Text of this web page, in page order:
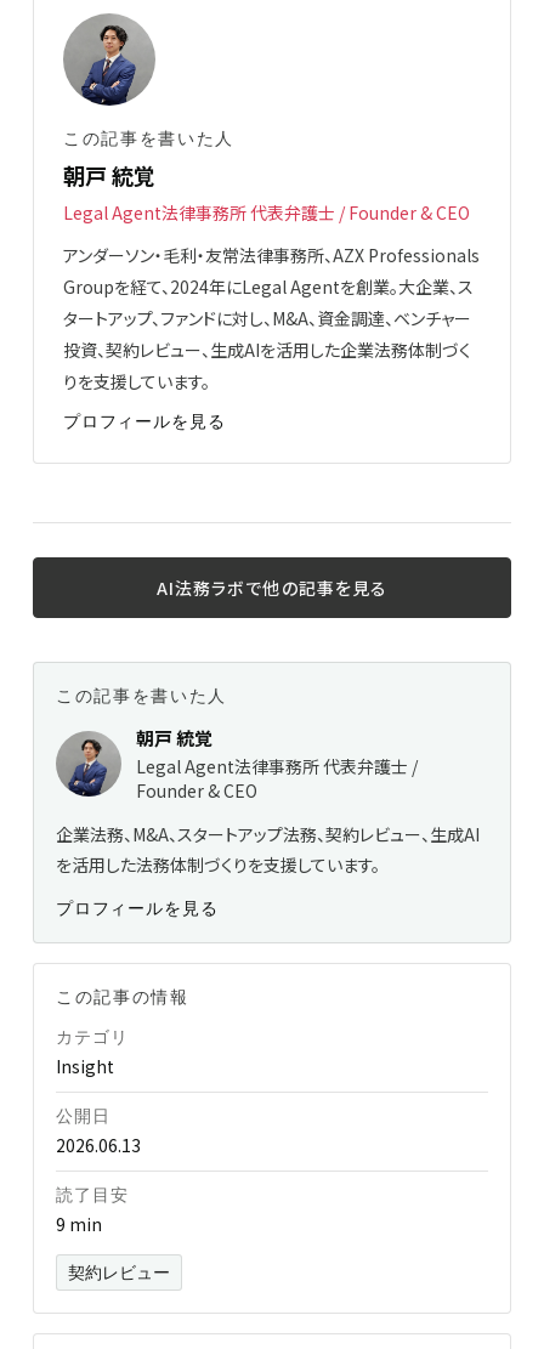
この記事を書いた人
朝戸 統覚
Legal Agent法律事務所 代表弁護士 / Founder & CEO
アンダーソン・毛利・友常法律事務所、AZX Professionals
Groupを経て、2024年にLegal Agentを創業。大企業、ス
タートアップ、ファンドに対し、M&A、資金調達、ベンチャー
投資、契約レビュー、生成AIを活用した企業法務体制づく
りを支援しています。
プロフィールを見る
AI法務ラボで他の記事を見る
この記事を書いた人
朝戸 統覚
Legal Agent法律事務所 代表弁護士 /
Founder & CEO
企業法務、M&A、スタートアップ法務、契約レビュー、生成AI
を活用した法務体制づくりを支援しています。
プロフィールを見る
この記事の情報
カテゴリ
Insight
公開日
2026.06.13
読了目安
9 min
契約レビュー